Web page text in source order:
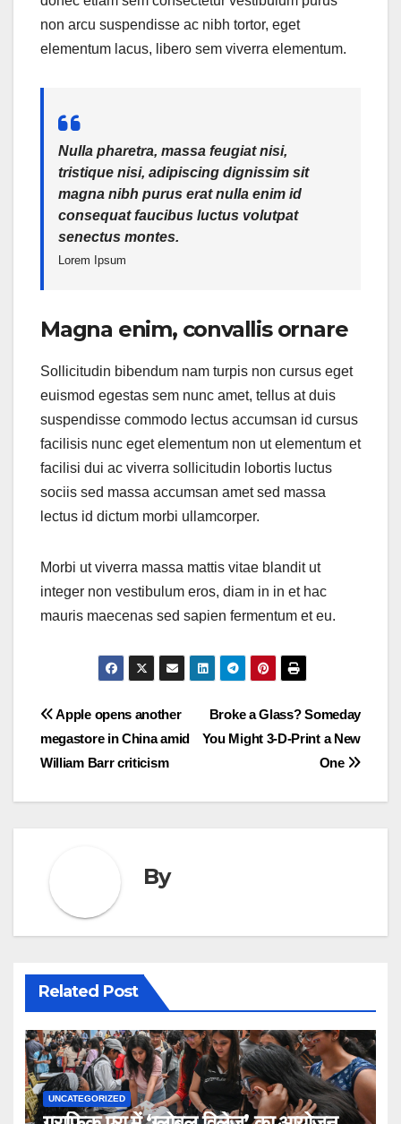
non arcu suspendisse ac nibh tortor, eget
elementum lacus, libero sem viverra elementum.
Nulla pharetra, massa feugiat nisi,
tristique nisi, adipiscing dignissim sit
magna nibh purus erat nulla enim id
consequat faucibus luctus volutpat
senectus montes.
Lorem Ipsum
Magna enim, convallis ornare
Sollicitudin bibendum nam turpis non cursus eget
euismod egestas sem nunc amet, tellus at duis
suspendisse commodo lectus accumsan id cursus
facilisis nunc eget elementum non ut elementum et
facilisi dui ac viverra sollicitudin lobortis luctus
sociis sed massa accumsan amet sed massa
lectus id dictum morbi ullamcorper.
Morbi ut viverra massa mattis vitae blandit ut
integer non vestibulum eros, diam in in et hac
mauris maecenas sed sapien fermentum et eu.
Post
navigation
Broke a Glass? Someday
You Might 3-D-Print a New
One
Apple opens another
megastore in China amid
William Barr criticism
By
Related Post
UNCATEGORIZED